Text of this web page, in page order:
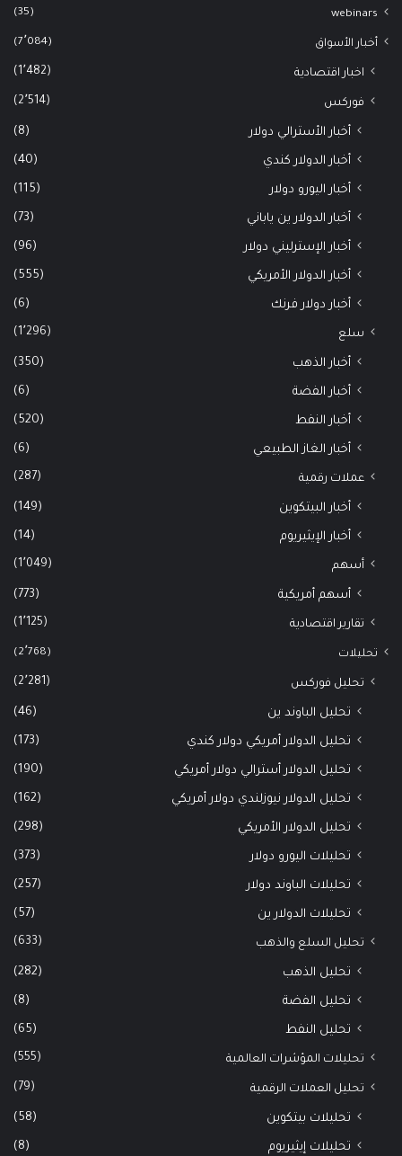
webinars
(35)
أخبار الأسواق (7٬084)
اخبار اقتصادية (1٬482)
فوركس (2٬514)
أخبار الأسترالي دولار (8)
أخبار الدولار كندي (40)
أخبار اليورو دولار (115)
أخبار الدولار ين ياباني (73)
أخبار الإسترليني دولار (96)
أخبار الدولار الأمريكي (555)
أخبار دولار فرنك (6)
سلع (1٬296)
أخبار الذهب (350)
أخبار الفضة (6)
أخبار النفط (520)
أخبار الغاز الطبيعي (6)
عملات رقمية (287)
أخبار البيتكوين (149)
أخبار الإيثيريوم (14)
أسهم (1٬049)
أسهم أمريكية (773)
تقارير اقتصادية (1٬125)
تحليلات (2٬768)
تحليل فوركس (2٬281)
تحليل الباوند ين (46)
تحليل الدولار أمريكي دولار كندي (173)
تحليل الدولار أسترالي دولار أمريكي (190)
تحليل الدولار نيوزلندي دولار أمريكي (162)
تحليل الدولار الأمريكي (298)
تحليلات اليورو دولار (373)
تحليلات الباوند دولار (257)
تحليلات الدولار ين (57)
تحليل السلع والذهب (633)
تحليل الذهب (282)
تحليل الفضة (8)
تحليل النفط (65)
تحليلات المؤشرات العالمية (555)
تحليل العملات الرقمية (79)
تحليلات بيتكوين (58)
تحليلات إيثيريوم (8)